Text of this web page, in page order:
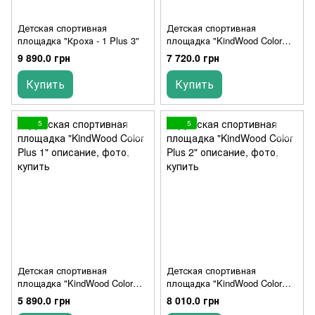
Детская спортивная
площадка "Кроха - 1 Plus 3"
9 890.0 грн
Купить
Детская спортивная
площадка "KindWood Color
Plus"
7 720.0 грн
Купить
5
Детская спортивная
площадка "KindWood Color
Plus 1"
5 890.0 грн
5
Детская спортивная
площадка "KindWood Color
Plus 2"
8 010.0 грн